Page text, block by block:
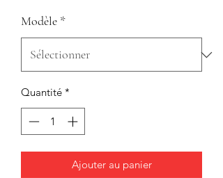
Modèle *
Quantité *
Ajouter au panier